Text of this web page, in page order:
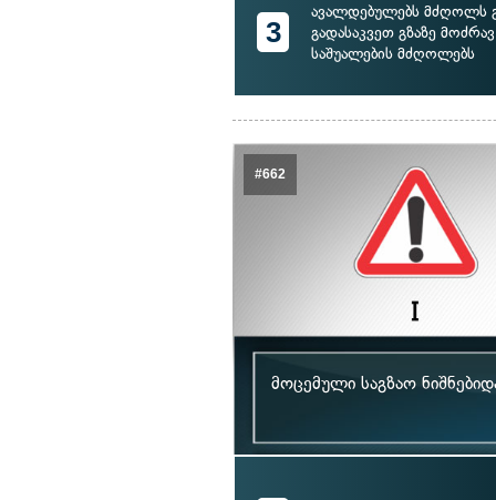
3
ავალდებულებს მძღოლს
გადასაკვეთ გზაზე
საშუალების მძღოლებს
#662
მოცემული საგზაო